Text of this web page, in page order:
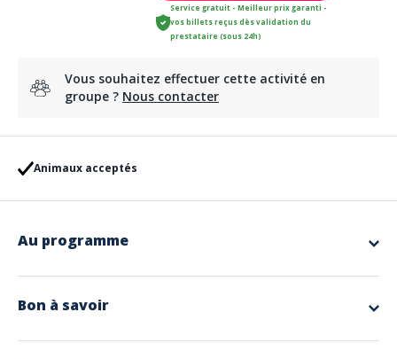
Service gratuit - Meilleur prix garanti -
vos billets reçus dès validation du
prestataire (sous 24h)
Vous souhaitez effectuer cette activité en
groupe ? Nous contacter
Animaux acceptés
Au programme
25 minutes de perpignan.
de cette activité sportive de plein air.
Bon à savoir